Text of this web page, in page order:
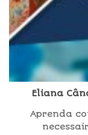
Eliana
Aprenda